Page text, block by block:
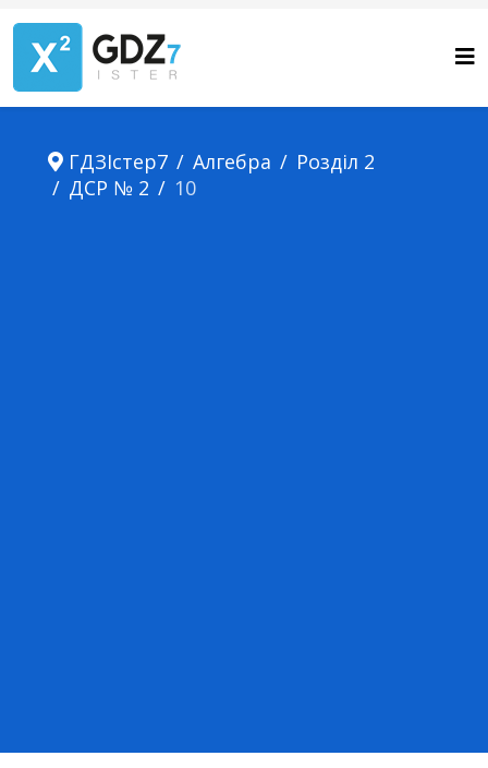
ГДЗІстер7 Алгебра
Розділ 2
ДСР № 2
10